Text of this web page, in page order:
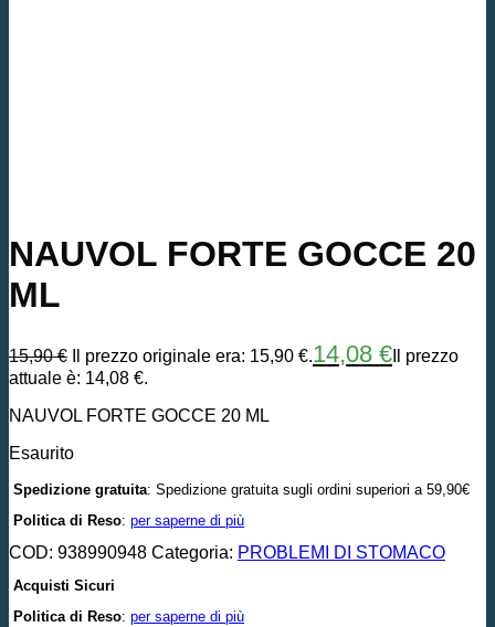
NAUVOL FORTE GOCCE 20
ML
15,90€ Il prezzo originale era: 15,90 €.14,08 € Il prezzo
attuale è: 14,08 €.
NAUVOL FORTE GOCCE 20 ML
Esaurito
Spedizione gratuita: Spedizione gratuita sugli ordini superiori a 59,90€
Politica di Reso: per saperne di più
COD: 938990948 Categoria: PROBLEMI DI STOMACO
Acquisti Sicuri
Politica di Reso: per saperne di più